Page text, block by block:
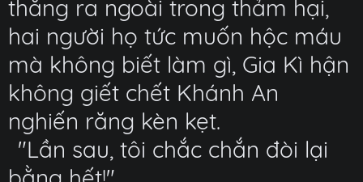
thẳng ra ngoài trong thảm hại,
hai người họ tức muốn hộc máu
mà không biết làm gì, Gia Kì hận
không giết chết Khánh An
nghiến răng kèn kẹt.
"Lần sau, tôi chắc chắn đòi lại